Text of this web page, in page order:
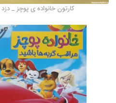
کارتون خانواده ی پوچز _